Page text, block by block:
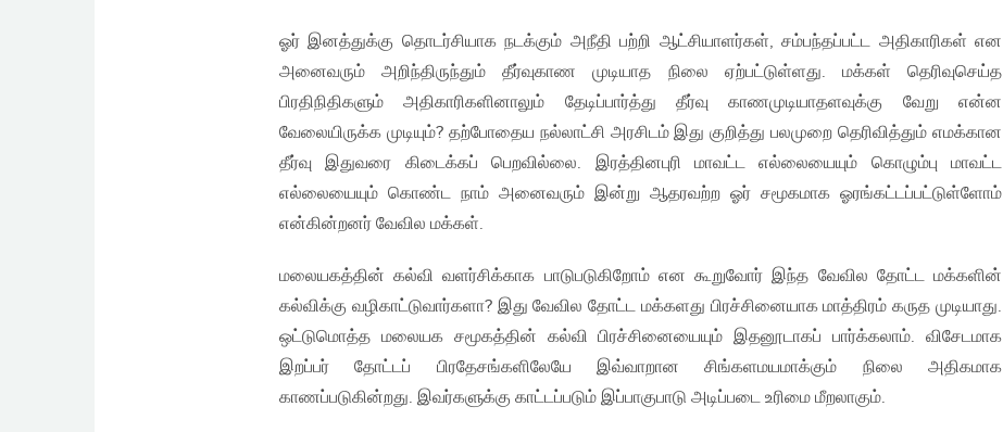
ஓர் இனத்துக்கு தொடர்சியாக நடக்கும் அநீதி பற்றி ஆட்சியாளர்கள், சம்பந்தப்பட்ட அதிகாரிகள் என
அனைவரும் அறிந்திருந்தும் தீர்வுகாண முடியாத நிலை ஏற்பட்டுள்ளது. மக்கள் தெரிவுசெய்த
பிரதிநிதிகளும் அதிகாரிகளினாலும் தேடிப்பார்த்து தீர்வு காணமுடியாதளவுக்கு வேறு என்ன
வேலையிருக்க முடியும்? தற்போதைய நல்லாட்சி அரசிடம் இது குறித்து பலமுறை தெரிவித்தும் எமக்கான
தீர்வு இதுவரை கிடைக்கப் பெறவில்லை. இரத்தினபுரி மாவட்ட எல்லையையும் கொழும்பு மாவட்ட
எல்லையையும் கொண்ட நாம் அனைவரும் இன்று ஆதரவற்ற ஓர் சமூகமாக ஓரங்கட்டப்பட்டுள்ளோம்
என்கின்றனர் வேவில மக்கள்.
மலையகத்தின் கல்வி வளர்சிக்காக பாடுபடுகிறோம் என கூறுவோர் இந்த வேவில தோட்ட மக்களின்
கல்விக்கு வழிகாட்டுவார்களா? இது வேவில தோட்ட மக்களது பிரச்சினையாக மாத்திரம் கருத முடியாது.
ஒட்டுமொத்த மலையக சமூகத்தின் கல்வி பிரச்சினையையும் இதனூடாகப் பார்க்கலாம். விசேடமாக
இறப்பர் தோட்டப் பிரதேசங்களிலேயே இவ்வாறான சிங்களமயமாக்கும் நிலை அதிகமாக
காணப்படுகின்றது. இவர்களுக்கு காட்டப்படும் இப்பாகுபாடு அடிப்படை உரிமை மீறலாகும்.